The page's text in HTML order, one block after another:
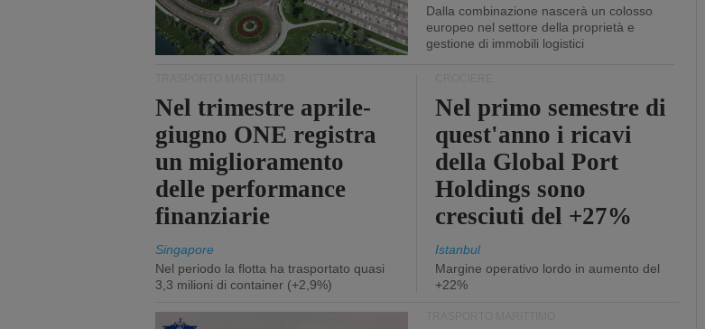
Dalla combinazione nascerà un colosso
europeo nel settore della proprietà e
gestione di immobili logistici
Nel trimestre aprile-
giugno ONE registra
un miglioramento
delle performance
finanziarie
Singapore
Nel periodo la flotta ha trasportato quasi
3,3 milioni di container (+2,9%)
Nel primo semestre di
quest'anno i ricavi
della Global Port
Holdings sono
cresciuti del +27%
Istanbul
Margine operativo lordo in aumento del
+22%